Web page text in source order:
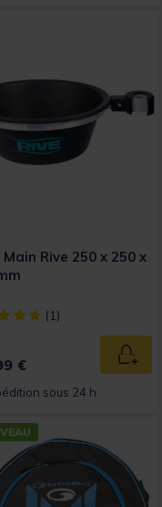
Main Rive 250 x 250 x
Object] out of 5
(1)
€
sous 24 h